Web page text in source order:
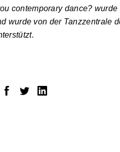
contemporary dance?
wurde von der Tanzzentrale